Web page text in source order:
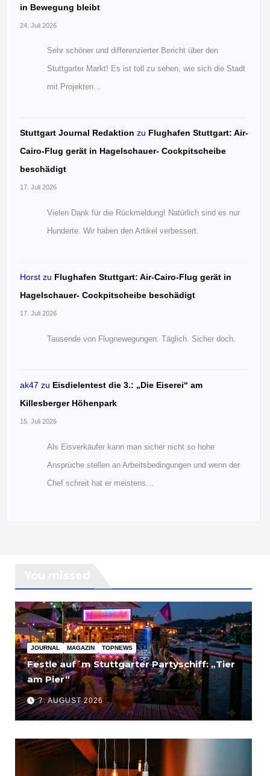
in Bewegung bleibt
24. Juli 2026
Sehr schöner und differenzierter Bericht über den
Stuttgarter Markt! Es ist toll zu sehen, wie sich die Stadt
mit Projekten…
Stuttgart Journal Redaktion zu Flughafen Stuttgart: Air-
Cairo-Flug gerät in Hagelschauer- Cockpitscheibe
beschädigt
17. Juli 2026
Vielen Dank für die Rückmeldung! Natürlich sind es nur
Hunderte. Wir haben den Artikel verbessert.
Horst zu Flughafen Stuttgart: Air-Cairo-Flug gerät in
Hagelschauer- Cockpitscheibe beschädigt
17. Juli 2026
Tausende von Flugnewegungen. Täglich. Sicher doch.
ak47 zu Eisdielentest die 3.: „Die Eiserei“ am
Killesberger Höhenpark
15. Juli 2026
Als Eisverkäufer kann man sicher nicht so hohe
Ansprüche stellen an Arbeitsbedingungen und wenn der
Chef schreit hat er meistens…
JOURNAL MAGAZIN TOPNEWS
Festle auf´m Stuttgarter Partyschiff: „Tier
am Pier“
7. AUGUST 2026